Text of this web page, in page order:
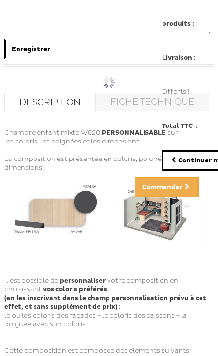
produits :
Livraison :
Offerts !
Total TTC :
Continuer
Commander
Enregistrer
DESCRIPTION FICHE TECHNIQUE
Chambre enfant mixte W020 PERSONNALISABLEsur
les coloris, les poignées et les dimensions.
La composition est présentée en coloris, poignées et
dimensions:
Il est possible de personnaliservotre composition en
choisissantvos coloris préférés
(en les inscrivant dans le champ personnalisation prévu à cet
effet, et sans supplément de prix):
le ou les coloris des façades + le coloris des caissons + la
poignée avec son coloris
Cette composition est composée des éléments suivants: